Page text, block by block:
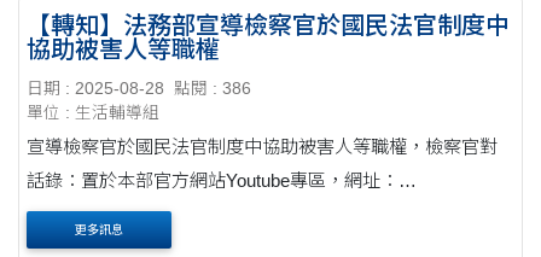
【轉知】法務部宣導檢察官於國民法官制度中
協助被害人等職權
日期 : 2025-08-28
點閱 : 386
單位 : 生活輔導組
宣導檢察官於國民法官制度中協助被害人等職權，檢察官對
話錄：置於本部官方網站Youtube專區，網址：
https://reurl.cc/6qvRNb。
更多訊息